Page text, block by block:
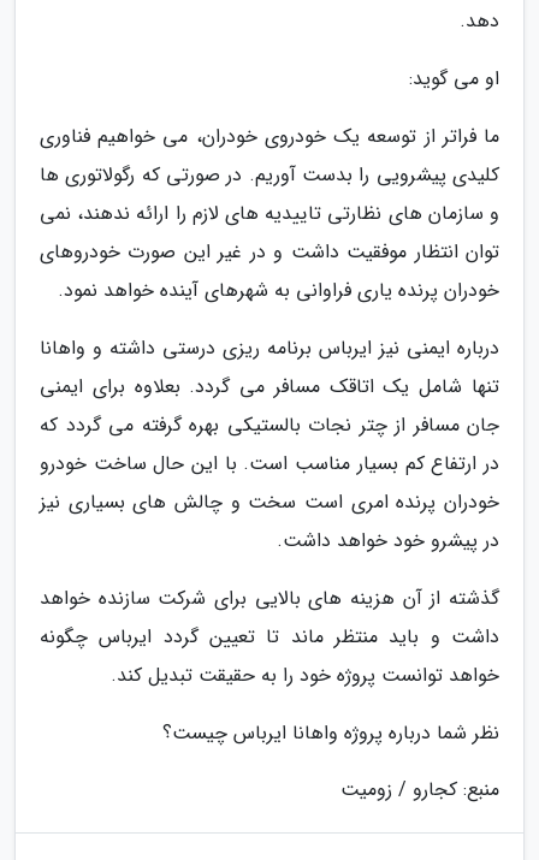
دهد.
او می گوید:
ما فراتر از توسعه یک خودروی خودران، می خواهیم فناوری
کلیدی پیشرویی را بدست آوریم. در صورتی که رگولاتوری ها
و سازمان های نظارتی تاییدیه های لازم را ارائه ندهند، نمی
توان انتظار موفقیت داشت و در غیر این صورت خودروهای
خودران پرنده یاری فراوانی به شهرهای آینده خواهد نمود.
درباره ایمنی نیز ایرباس برنامه ریزی درستی داشته و واهانا
تنها شامل یک اتاقک مسافر می گردد. بعلاوه برای ایمنی
جان مسافر از چتر نجات بالستیکی بهره گرفته می گردد که
در ارتفاع کم بسیار مناسب است. با این حال ساخت خودرو
خودران پرنده امری است سخت و چالش های بسیاری نیز
در پیشرو خود خواهد داشت.
گذشته از آن هزینه های بالایی برای شرکت سازنده خواهد
داشت و باید منتظر ماند تا تعیین گردد ایرباس چگونه
خواهد توانست پروژه خود را به حقیقت تبدیل کند.
نظر شما درباره پروژه واهانا ایرباس چیست؟
منبع: کجارو / زومیت